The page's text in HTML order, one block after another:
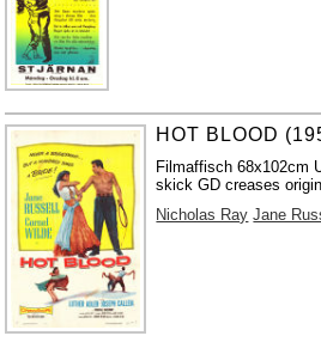
HOT BLOOD
Filmaffisch 68x102cm
skick GD creases
Nicholas Ray Jane